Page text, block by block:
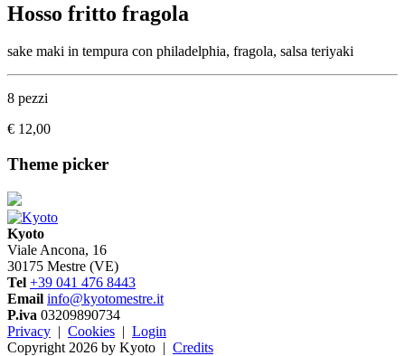
Hosso fritto fragola
sake maki in tempura con philadelphia, fragola, salsa teriyaki
8 pezzi
€ 12,00
Theme picker
Kyoto
Viale Ancona, 16
30175 Mestre (VE)
Tel +39 041 476 8443
Email info@kyotomestre.it
P.iva 03209890734
Privacy | Cookies | Login
Copyright 2026 by Kyoto | Credits